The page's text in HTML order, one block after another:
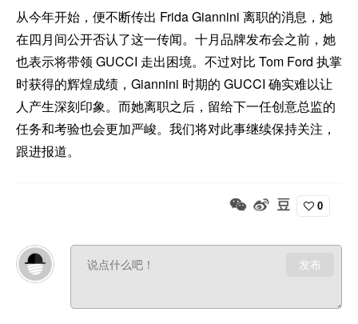
从今年开始，便不断传出 Frida Giannini 离职的消息，她
在四月间公开否认了这一传闻。十月品牌发布会之前，她
也表示将带领 GUCCI 走出困境。不过对比 Tom Ford 执掌
时获得的辉煌成绩，Giannini 时期的 GUCCI 确实难以让
人产生深刻印象。而她离职之后，留给下一任创意总监的
任务和考验也会更加严峻。我们将对此事继续保持关注，
跟进报道。
0
发布